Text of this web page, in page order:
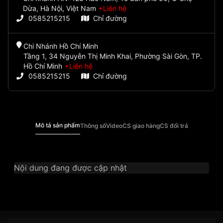
Dừa, Hà Nội, Việt Nam
Liên hệ
0585215215
Chỉ đường
Chi Nhánh Hồ Chí Minh
Tầng 1, 34 Nguyễn Thị Minh Khai, Phường Sài Gòn, TP.
Hồ Chí Minh
Liên hệ
0585215215
Chỉ đường
Mô tả sản phẩmThông sốVideoCS giao hàngCS đổi trả
Nội dung đang được cập nhật